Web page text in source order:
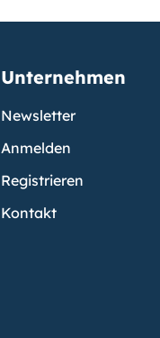
Unternehmen
Newsletter
Anmelden
Registrieren
Kontakt